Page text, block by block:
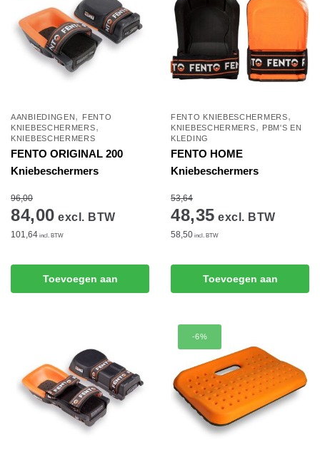
AANBIEDINGEN,
FENTO
KNIEBESCHERMERS,
KNIEBESCHERMERS
FENTO ORIGINAL 200
Kniebeschermers
96,00
84,00 excl. BTW
101,64 incl. BTW
Toevoegen aan
FENTO KNIEBESCHERMERS,
KNIEBESCHERMERS, PBM'S EN
KLEDING
FENTO HOME
Kniebeschermers
53,64
48,35 excl. BTW
58,50 incl. BTW
Toevoegen aan
-6%